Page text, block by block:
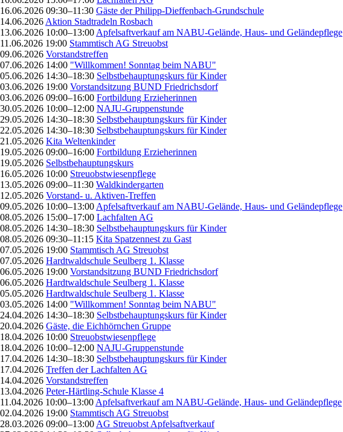
16.06.2026 09:30–11:30 Gäste der Philipp-Dieffenbach-Grundschule
14.06.2026 Aktion Stadtradeln Rosbach
13.06.2026 10:00–13:00 Apfelsaftverkauf am NABU-Gelände, Haus- und Geländepflege
11.06.2026 19:00 Stammtisch AG Streuobst
09.06.2026 Vorstandstreffen
07.06.2026 14:00 "Willkommen! Sonntag beim NABU"
05.06.2026 14:30–18:30 Selbstbehauptungskurs für Kinder
03.06.2026 19:00 Vorstandsitzung BUND Friedrichsdorf
03.06.2026 09:00–16:00 Fortbildung Erzieherinnen
30.05.2026 10:00–12:00 NAJU-Gruppenstunde
29.05.2026 14:30–18:30 Selbstbehauptungskurs für Kinder
22.05.2026 14:30–18:30 Selbstbehauptungskurs für Kinder
21.05.2026 Kita Weltenkinder
19.05.2026 09:00–16:00 Fortbildung Erzieherinnen
19.05.2026 Selbstbehauptungskurs
16.05.2026 10:00 Streuobstwiesenpflege
13.05.2026 09:00–11:30 Waldkindergarten
12.05.2026 Vorstand- u. Aktiven-Treffen
09.05.2026 10:00–13:00 Apfelsaftverkauf am NABU-Gelände, Haus- und Geländepflege
08.05.2026 15:00–17:00 Lachfalten AG
08.05.2026 14:30–18:30 Selbstbehauptungskurs für Kinder
08.05.2026 09:30–11:15 Kita Spatzennest zu Gast
07.05.2026 19:00 Stammtisch AG Streuobst
07.05.2026 Hardtwaldschule Seulberg 1. Klasse
06.05.2026 19:00 Vorstandsitzung BUND Friedrichsdorf
06.05.2026 Hardtwaldschule Seulberg 1. Klasse
05.05.2026 Hardtwaldschule Seulberg 1. Klasse
03.05.2026 14:00 "Willkommen! Sonntag beim NABU"
24.04.2026 14:30–18:30 Selbstbehauptungskurs für Kinder
20.04.2026 Gäste, die Eichhörnchen Gruppe
18.04.2026 10:00 Streuobstwiesenpflege
18.04.2026 10:00–12:00 NAJU-Gruppenstunde
17.04.2026 14:30–18:30 Selbstbehauptungskurs für Kinder
17.04.2026 Treffen der Lachfalten AG
14.04.2026 Vorstandstreffen
13.04.2026 Peter-Härtling-Schule Klasse 4
11.04.2026 10:00–13:00 Apfelsaftverkauf am NABU-Gelände, Haus- und Geländepflege
02.04.2026 19:00 Stammtisch AG Streuobst
28.03.2026 09:00–13:00 AG Streuobst Apfelsaftverkauf